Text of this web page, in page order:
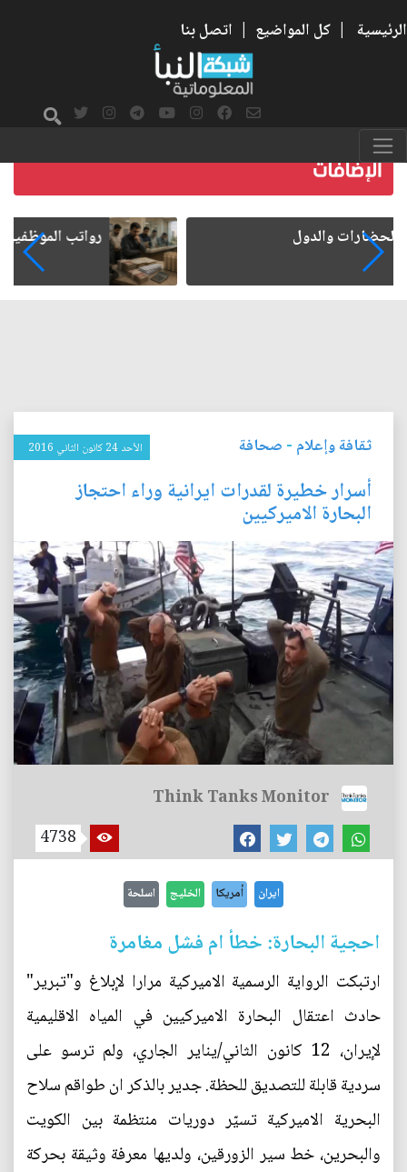
الرئيسية | كل المواضيع | اتصل بنا
رواتب الموظفين على صفيح ساخن
ثقافة وإعلام - صحافة الأحد 24 كانون الثاني 2016
أسرار خطيرة لقدرات ايرانية وراء احتجاز
البحارة الاميركيين
Think Tanks Monitor
4738
ايران أمريكا الخليج اسلحة
احجية البحارة: خطأ ام فشل مغامرة
ارتبكت الرواية الرسمية الاميركية مرارا لإبلاغ و"تبرير"
حادث اعتقال البحارة الاميركيين في المياه الاقليمية
لإيران، 12 كانون الثاني/يناير الجاري، ولم ترسو على
سردية قابلة للتصديق للحظة. جدير بالذكر ان طواقم سلاح
البحرية الاميركية تسيّر دوريات منتظمة بين الكويت
والبحرين، خط سير الزورقين، ولديها معرفة وثيقة بحركة